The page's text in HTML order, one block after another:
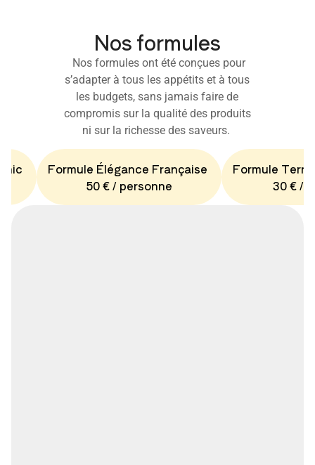
Nos formules
Nos formules ont été conçues pour
s’adapter à tous les appétits et à tous
les budgets, sans jamais faire de
compromis sur la qualité des produits
ni sur la richesse des saveurs.
Formule Élégance Française
50 € / personne
Formule
30 € /